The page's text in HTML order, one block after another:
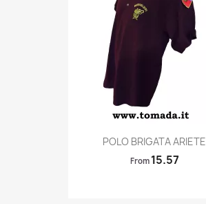
Quick view
POLO BRIGATA ARIETE
From 15.57